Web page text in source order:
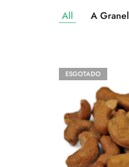
All A Granel
ESGOTADO